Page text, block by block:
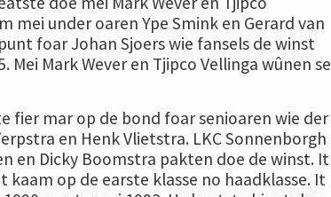
mei under oaren Ype Smink en Gerard van
foar Johan Sjoers wie fansels de winst
Mei Mark Wever en Tjipco Vellinga wûnen se
fier mar op de bond foar senioaren wie der
en Henk Vlietstra. LKC Sonnenborgh
en Dicky Boomstra pakten doe de winst. It
kaam op de earste klasse no haadklasse. It